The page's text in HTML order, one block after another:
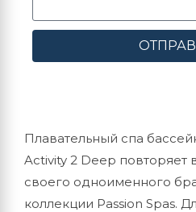
Плавательный спа
Activity 2 Deep повторяет
своего одноименного
коллекции Passion Spas.